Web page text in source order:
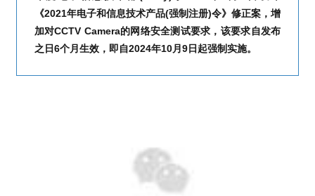
《2021年电子和信息技术产品(强制注册)令》修正案，增
加对CCTV Camera的网络安全测试要求，该要求自发布
之日6个月生效，即自2024年10月9日起强制实施。